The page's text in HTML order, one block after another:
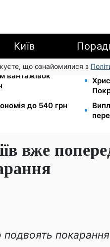
Київ
що ознайомилися з
вантажівок
до 540 грн
вже
покарання